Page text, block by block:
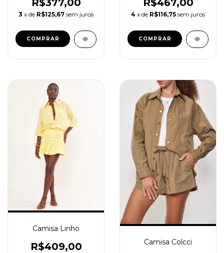
R$377,00
3 x de R$125,67 sem juros
COMPRAR
R$467,00
4 x de R$116,75 sem juros
COMPRAR
Camisa Linho
R$409,00 Camisa Colcci